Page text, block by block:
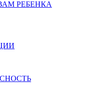
РЕБЕНКА